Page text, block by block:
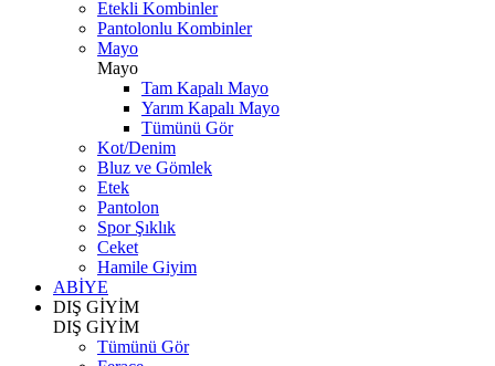
Etekli Kombinler
Pantolonlu Kombinler
Mayo
Mayo
Tam Kapalı Mayo
Yarım Kapalı Mayo
Tümünü Gör
Kot/Denim
Bluz ve Gömlek
Etek
Pantolon
Spor Şıklık
Ceket
Hamile Giyim
ABİYE
DIŞ GİYİM
DIŞ GİYİM
Tümünü Gör